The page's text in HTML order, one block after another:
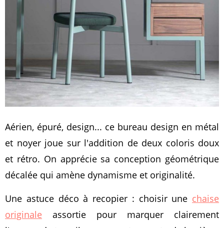
Aérien, épuré, design... ce bureau design en métal
et noyer joue sur l'addition de deux coloris doux
et rétro. On apprécie sa conception géométrique
décalée qui amène dynamisme et originalité.
Une astuce déco à recopier : choisir une chaise
originale assortie pour marquer clairement